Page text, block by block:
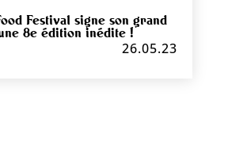
Festival signe son grand
8e édition inédite !
26.05.23